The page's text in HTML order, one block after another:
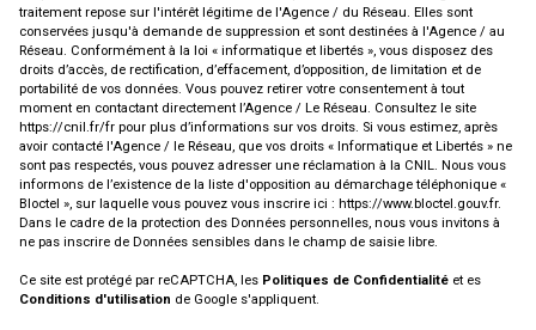
traitement repose sur l'intérêt légitime de l'Agence / du Réseau. Elles sont
conservées jusqu'à demande de suppression et sont destinées à l'Agence / au
Réseau. Conformément à la loi « informatique et libertés », vous disposez des
droits d’accès, de rectification, d’effacement, d’opposition, de limitation et de
portabilité de vos données. Vous pouvez retirer votre consentement à tout
moment en contactant directement l’Agence / Le Réseau. Consultez le site
https://cnil.fr/fr pour plus d’informations sur vos droits. Si vous estimez, après
avoir contacté l'Agence / le Réseau, que vos droits « Informatique et Libertés » ne
sont pas respectés, vous pouvez adresser une réclamation à la CNIL. Nous vous
informons de l’existence de la liste d'opposition au démarchage téléphonique «
Bloctel », sur laquelle vous pouvez vous inscrire ici : https://www.bloctel.gouv.fr.
Dans le cadre de la protection des Données personnelles, nous vous invitons à
ne pas inscrire de Données sensibles dans le champ de saisie libre.
Ce site est protégé par reCAPTCHA, les Politiques de Confidentialité et es
Conditions d'utilisation de Google s'appliquent.